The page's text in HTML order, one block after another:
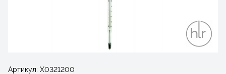
Артикул: Х0321200